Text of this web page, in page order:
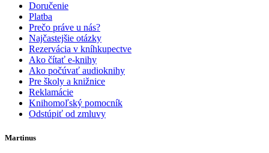
Doručenie
Platba
Prečo práve u nás?
Najčastejšie otázky
Rezervácia v kníhkupectve
Ako čítať e-knihy
Ako počúvať audioknihy
Pre školy a knižnice
Reklamácie
Knihomoľský pomocník
Odstúpiť od zmluvy
Martinus